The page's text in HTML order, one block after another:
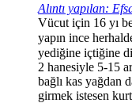
Alıntı yapılan:
Vücut için 16 yı
yapın ince
yediğine içtiğine
2 hanesiyle 5-15
bağlı kas yağdan
girmek istesen